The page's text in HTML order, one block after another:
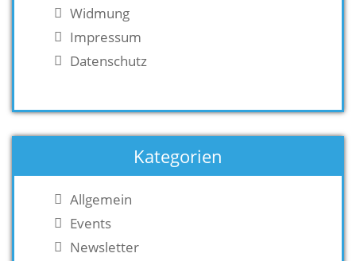
Widmung
Impressum
Datenschutz
Kategorien
Allgemein
Events
Newsletter